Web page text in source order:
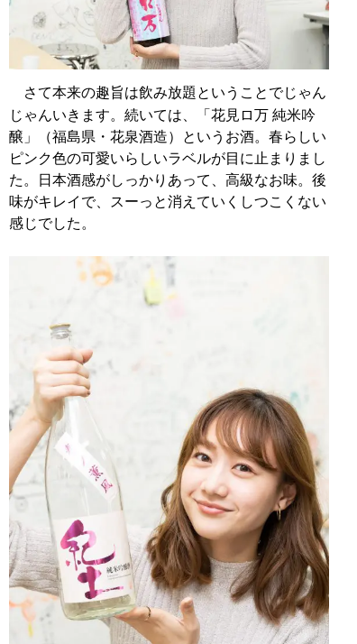
さて本来の趣旨は飲み放題ということでじゃん
じゃんいきます。続いては、「花見ロ万 純米吟
醸」（福島県・花泉酒造）というお酒。春らしい
ピンク色の可愛いらしいラベルが目に止まりまし
た。日本酒感がしっかりあって、高級なお味。後
味がキレイで、スーっと消えていくしつこくない
感じでした。